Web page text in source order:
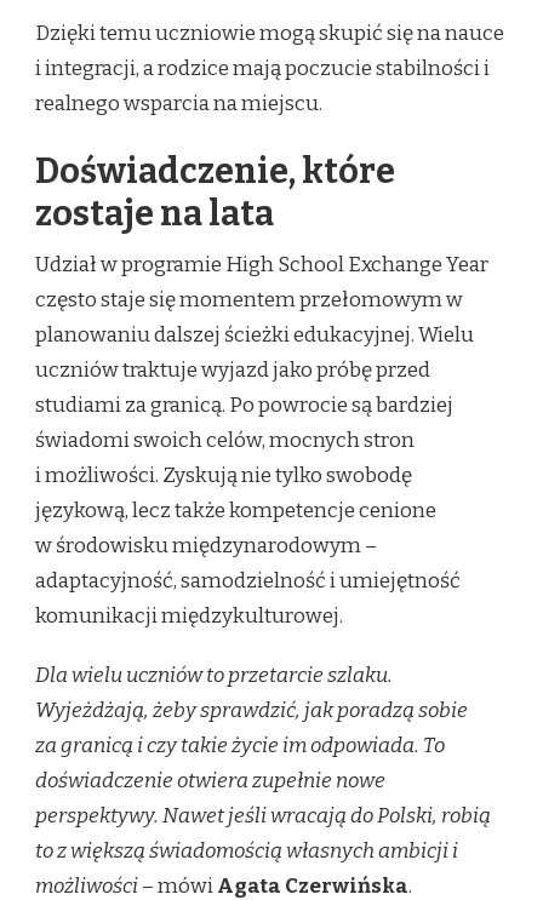
Dzięki temu uczniowie mogą skupić się na nauce
i integracji, a rodzice mają poczucie stabilności i
realnego wsparcia na miejscu.
Doświadczenie, które
zostaje na lata
Udział w programie High School Exchange Year
często staje się momentem przełomowym w
planowaniu dalszej ścieżki edukacyjnej. Wielu
uczniów traktuje wyjazd jako próbę przed
studiami za granicą. Po powrocie są bardziej
świadomi swoich celów, mocnych stron
i możliwości. Zyskują nie tylko swobodę
językową, lecz także kompetencje cenione
w środowisku międzynarodowym –
adaptacyjność, samodzielność i umiejętność
komunikacji międzykulturowej.
Dla wielu uczniów to przetarcie szlaku.
Wyjeżdżają, żeby sprawdzić, jak poradzą sobie
za granicą i czy takie życie im odpowiada. To
doświadczenie otwiera zupełnie nowe
perspektywy. Nawet jeśli wracają do Polski, robią
to z większą świadomością własnych ambicji i
możliwości– mówiAgata Czerwińska.